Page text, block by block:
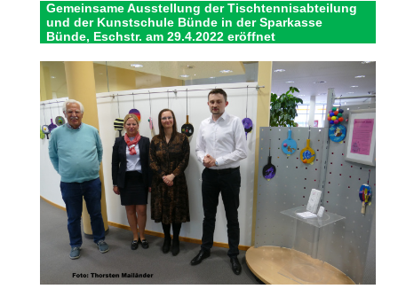
Gemeinsame Ausstellung der Tischtennisabteilung
und der Kunstschule Bünde in der Sparkasse
Bünde, Eschstr. am 29.4.2022 eröffnet